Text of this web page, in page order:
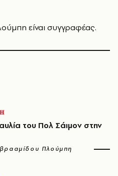
είναι συγγραφέας.
του Πολ Σάιμον στην
Πλούμπη